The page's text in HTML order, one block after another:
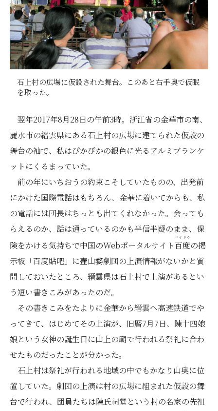
石上村の広場に仮設された舞台。このあと右手奥で仮眠
を取った。
翌年2017年8月28日の午前3時。浙江省の金華市の南、
麗水市の縉雲県にある石上村の広場に建てられた仮設の
舞台の袖で、私はぴかぴかの銀色に光るアルミブランケ
ットにくるまっていた。
前の年にいちおうの約束こそしていたものの、出発前
にかけた国際電話はもちろん、金華に着いてからも、私
の電話には団長はちっとも出てくれなかった。会っても
らえるのか、話は通っているのかも半信半疑のまま、保
険をかける気持ちで中国のWebポータルサイト百度
バイドゥ
の掲
示板「百度貼吧」に壷山婺劇団の上演情報がないかと質
問しておいたところ、縉雲県は石上村で上演があるとい
う短い書きこみがあったのだ。
その書きこみをたよりに金華から縉雲へ高速鉄道でや
ってきて、はじめてその上演が、旧暦7月7日、陳十四娘
娘という女神の誕生日に山上の廟で行われる祭礼に合わ
せたものだったことが分かった。
石上村は祭礼が行われる地域の中でもかなり山奥に位
置していた。劇団の上演は村の広場に組まれた仮設の舞
台で行われ、団員たちは陳氏祠堂という村の名家の先祖